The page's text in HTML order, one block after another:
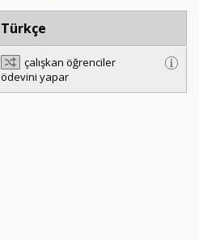
Türkçe
çalışkan öğrenciler
ödevini yapar